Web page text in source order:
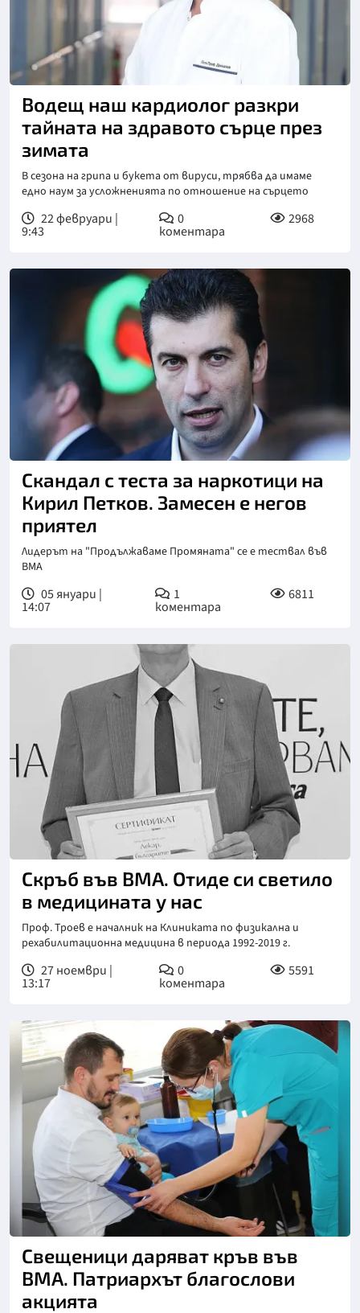
Снимка: ВМА
Водещ наш кардиолог разкри
тайната на здравото сърце през
зимата
В сезона на грипа и букета от вируси, трябва да имаме
едно наум за усложненията по отношение на сърцето
22 февруари |
9:43
0
коментара
2968
Скандал с теста за наркотици на
Кирил Петков. Замесен е негов
приятел
Лидерът на "Продължаваме Промяната" се е тествал във
ВМА
05 януари |
14:07
1
коментара
6811
Снимка: Фейсбук, ВМА
Скръб във ВМА. Отиде си светило
в медицината у нас
Проф. Троев е началник на Клиниката по физикална и
рехабилитационна медицина в периода 1992-2019 г.
27 ноември |
13:17
0
коментара
5591
Снимка: ВМА
Свещеници даряват кръв във
ВМА. Патриархът благослови
акцията